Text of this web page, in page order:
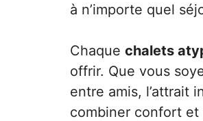
à n’importe quel
Chaque chalets
offrir. Que vous
entre amis, l’attrait
combiner confort et